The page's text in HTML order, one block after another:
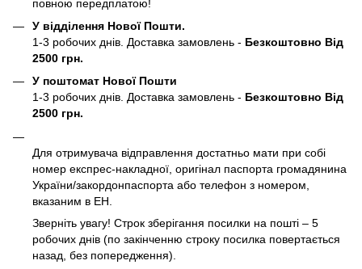
повною передплатою!
У відділення Нової Пошти.
1-3 робочих днів. Доставка замовлень - Безкоштовно Від
2500 грн.
У поштомат Нової Пошти
1-3 робочих днів. Доставка замовлень - Безкоштовно Від
2500 грн.
Для отримувача відправлення достатньо мати при собі
номер експрес-накладної, оригінал паспорта громадянина
України/закордонпаспорта або телефон з номером,
вказаним в ЕН.
Зверніть увагу! Строк зберігання посилки на пошті – 5
робочих днів (по закінченню строку посилка повертається
назад, без попередження).